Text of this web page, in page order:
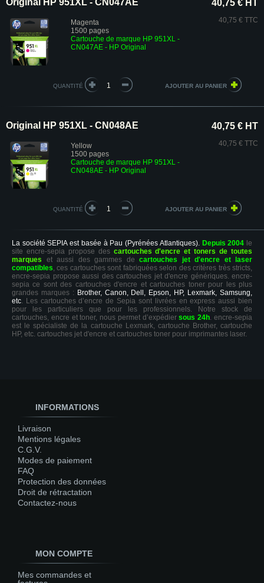
Original HP 951XL - CN047AE
Magenta
1500 pages
Cartouche de marque HP 951XL -
CN047AE - HP Original
40,75 € HT
40,75 € TTC
QUANTITÉ
Original HP 951XL - CN048AE
Yellow
1500 pages
Cartouche de marque HP 951XL -
CN048AE - HP Original
40,75 € HT
40,75 € TTC
QUANTITÉ
La société SEPIA est basée à Pau (Pyrénées Atlantiques). Depuis 2004 le
site encre-sepia propose des cartouches d'encre et toners de toutes
marques et aussi des gammes de cartouches jet d'encre et laser
compatibles, ces cartouches sont fabriquées selon des critères très stricts,
encre-sepia propose aussi des cartouches jet d'encre génériques. encre-
sepia ce sont des cartouches d'encre et cartouches toner pour les plus
grandes marques : Brother, Canon, Dell, Epson, HP, Lexmark, Samsung,
etc. Les cartouches d’encre de Sepia sont livrées en express aussi bien
pour les particuliers que pour les professionnels. Notre stock de
cartouches, encre et toner, nous permet d’expédiersous 24h. encre-sepia
est le spécialiste de la cartouche Lexmark, cartouche Brother, cartouche
HP, etc. cartouches jet d'encre et cartouches toner pour imprimantes laser.
INFORMATIONS
Livraison
Mentions légales
C.G.V.
Modes de paiement
FAQ
Protection des données
Droit de rétractation
Contactez-nous
MON COMPTE
Mes commandes et